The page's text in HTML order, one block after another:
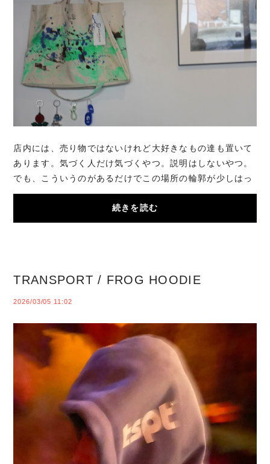
店内には、売り物ではないけれど大好きなもの達も置いて
あります。気づく人だけ気づくやつ。説明はしないやつ。
でも、こういうのがあるだけでこの場所の輪郭が少しはっ
きりする気がしています。お越しの際はは服...
続きを読む
TRANSPORT / FROG HOODIE
2026/03/05 11:02